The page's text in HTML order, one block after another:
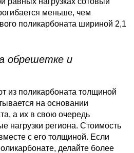
меньше, чем
поликарбоната шириной 2,1
обрешетке и
из поликарбоната толщиной
на основании
а их в свою очередь
нагрузки региона. Стоимость
с его толщиной. Если
делайте более